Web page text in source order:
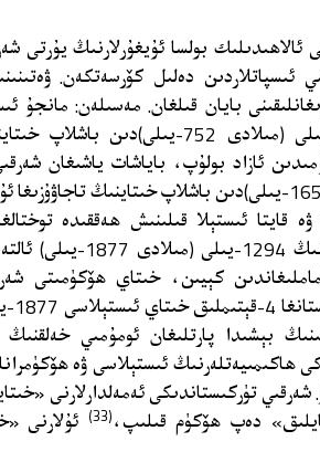
بولسا ئۇيغۇرلارنىڭ يۇرتى
ئىسپاتلاردىن دەلىل كۆرسەتكەن.
بايان قىلغان. مەسىلەن: مانجۇ
توختالغاندا، «ھىجرىيەنىڭ 124-يىلى (مىلادى 752-
زۇلۇمىدىن ئازاد بولۇپ، باياشات ياشىغان
ۋە قايتا ئىستېلا قىلىنىش ھەققىدە
لەشكىرىي ئەمرى زو زوڭتاڭ
كېيىن، خىتاي ھۆكۈمىتى
باشلىنىپ، 1932-يىلىنىڭ بېشىدا پارتلىغان ئومۇمىي
ھاكىمىيەتلەرنىڭ ئىستېلاسى ۋە
تۈركىستاندىكى ئەمەلدارلارنى
دەپ ھۆكۈم قىلىپ،(33)
ئۇلارنى